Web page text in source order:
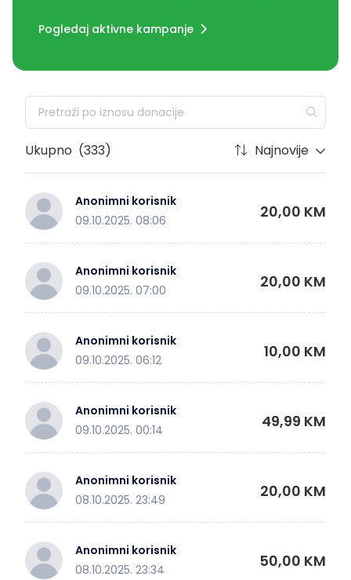
Pogledaj aktivne kampanje
Ukupno (333) Najnovije
Anonimni korisnik
09.10.2025. 08:06
20,00 KM
Anonimni korisnik
09.10.2025. 07:00
20,00 KM
Anonimni korisnik
09.10.2025. 06:12
10,00 KM
Anonimni korisnik
09.10.2025. 00:14
49,99 KM
Anonimni korisnik
08.10.2025. 23:49
20,00 KM
Anonimni korisnik
08.10.2025. 23:34
50,00 KM